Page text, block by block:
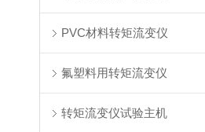
PVC材料转矩流变仪
氟塑料用转矩流变仪
转矩流变仪试验主机